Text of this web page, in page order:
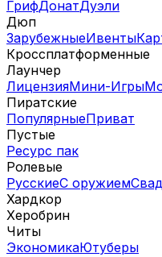
ГрифДонатДуэли
Дюп
ЗарубежныеИвенты
Кроссплатформенные
Лаунчер
ЛицензияМини-Игры
Пиратские
ПопулярныеПриват
Пустые
Ресурс пак
Ролевые
РусскиеС оружием
Хардкор
Херобрин
Читы
ЭкономикаЮтуберы